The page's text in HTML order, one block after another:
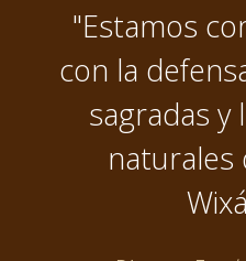
"Estamos
con la
sagradas y
naturales